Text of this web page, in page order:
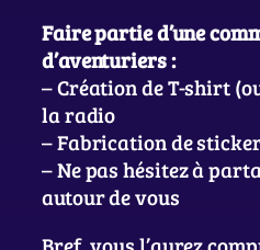
Faire partie d’une
d’aventuriers :
– Création de T-shirt
la radio
– Fabrication de
– Ne pas hésitez à
autour de vous